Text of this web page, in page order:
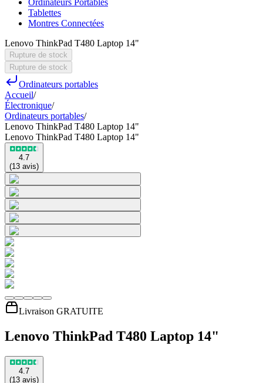
Ordinateurs Portables
Tablettes
Montres Connectées
Lenovo ThinkPad T480 Laptop 14"
Rupture de stock
Rupture de stock
Ordinateurs portables
Accueil/
Électronique/
Ordinateurs portables/
Lenovo ThinkPad T480 Laptop 14"
Lenovo ThinkPad T480 Laptop 14"
4.7
(13 avis)
Livraison GRATUITE
Lenovo ThinkPad T480 Laptop 14"
4.7
(13 avis)